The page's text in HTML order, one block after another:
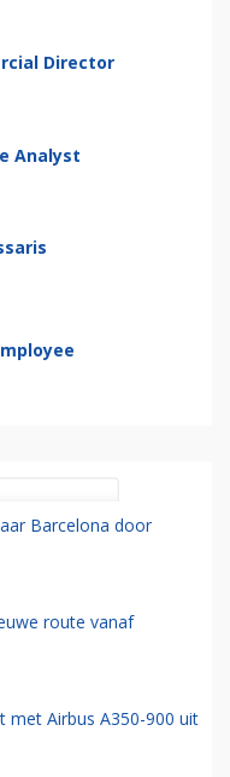
Director
Analyst
Barcelona door
route vanaf
met Airbus A350-900 uit